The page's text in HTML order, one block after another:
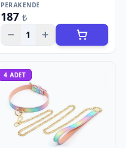
PERAKENDE
187 ₺
1
4 ADET